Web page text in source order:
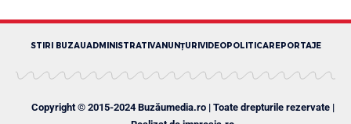
STIRI BUZAUADMINISTRATIVANUNȚURIVIDEOPOLITICAREPORTAJE
Copyright © 2015-2024 Buzăumedia.ro | Toate drepturile rezervate |